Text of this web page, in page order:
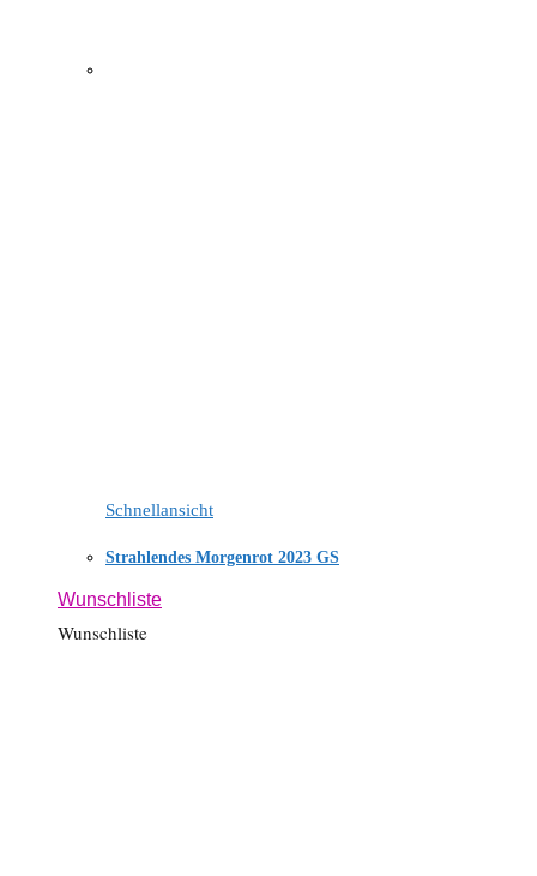
Schnellansicht
Strahlendes Morgenrot 2023 GS
Wunschliste
Wunschliste